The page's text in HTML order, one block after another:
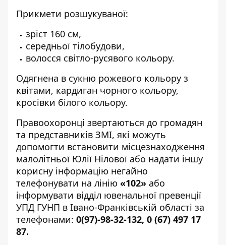
Прикмети розшукуваної:
зріст 160 см,
середньої тілобудови,
волосся світло-русявого кольору.
Одягнена в сукню рожевого кольору з
квітами, кардиган чорного кольору,
кросівки білого кольору.
Правоохоронці звертаються до громадян
та представників ЗМІ, які можуть
допомогти встановити місцезнаходження
малолітньої Юлії Нілової або надати іншу
корисну інформацію негайно
телефонувати на лінію «102» або
інформувати відділ ювенальної превенції
УПД ГУНП в Івано-Франківській області за
телефонами: 0(97)-98-32-132, 0 (67) 497 17
87.